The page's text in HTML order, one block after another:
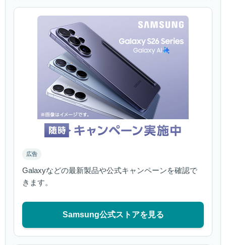
広告
Galaxyなどの最新製品や公式キャンペーンを確認で
きます。
Samsung公式ストアを見る